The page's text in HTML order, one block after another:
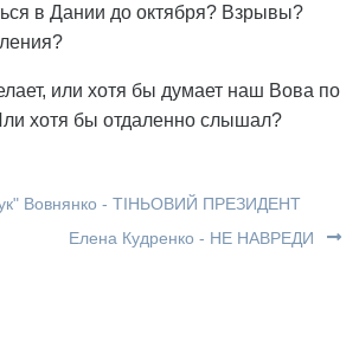
в Дании до октября? Взрывы?
или хотя бы думает наш Вова по
хотя бы отдаленно слышал?
Вовнянко - ТІНЬОВИЙ ПРЕЗИДЕНТ
Елена Кудренко - НЕ НАВРЕДИ